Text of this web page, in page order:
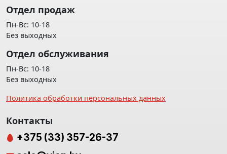
Отдел продаж
Пн-Вс: 10-18
Без выходных
Отдел обслуживания
Пн-Вс: 10-18
Без выходных
Политика обработки персональных данных
Контакты
+375 (33) 357-26-37